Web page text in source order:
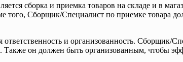
сборка и приемка товаров на складе и в
того, Сборщик/Специалист по приемке товара
и организованность. Сборщик/
он должен быть организованным, чтобы